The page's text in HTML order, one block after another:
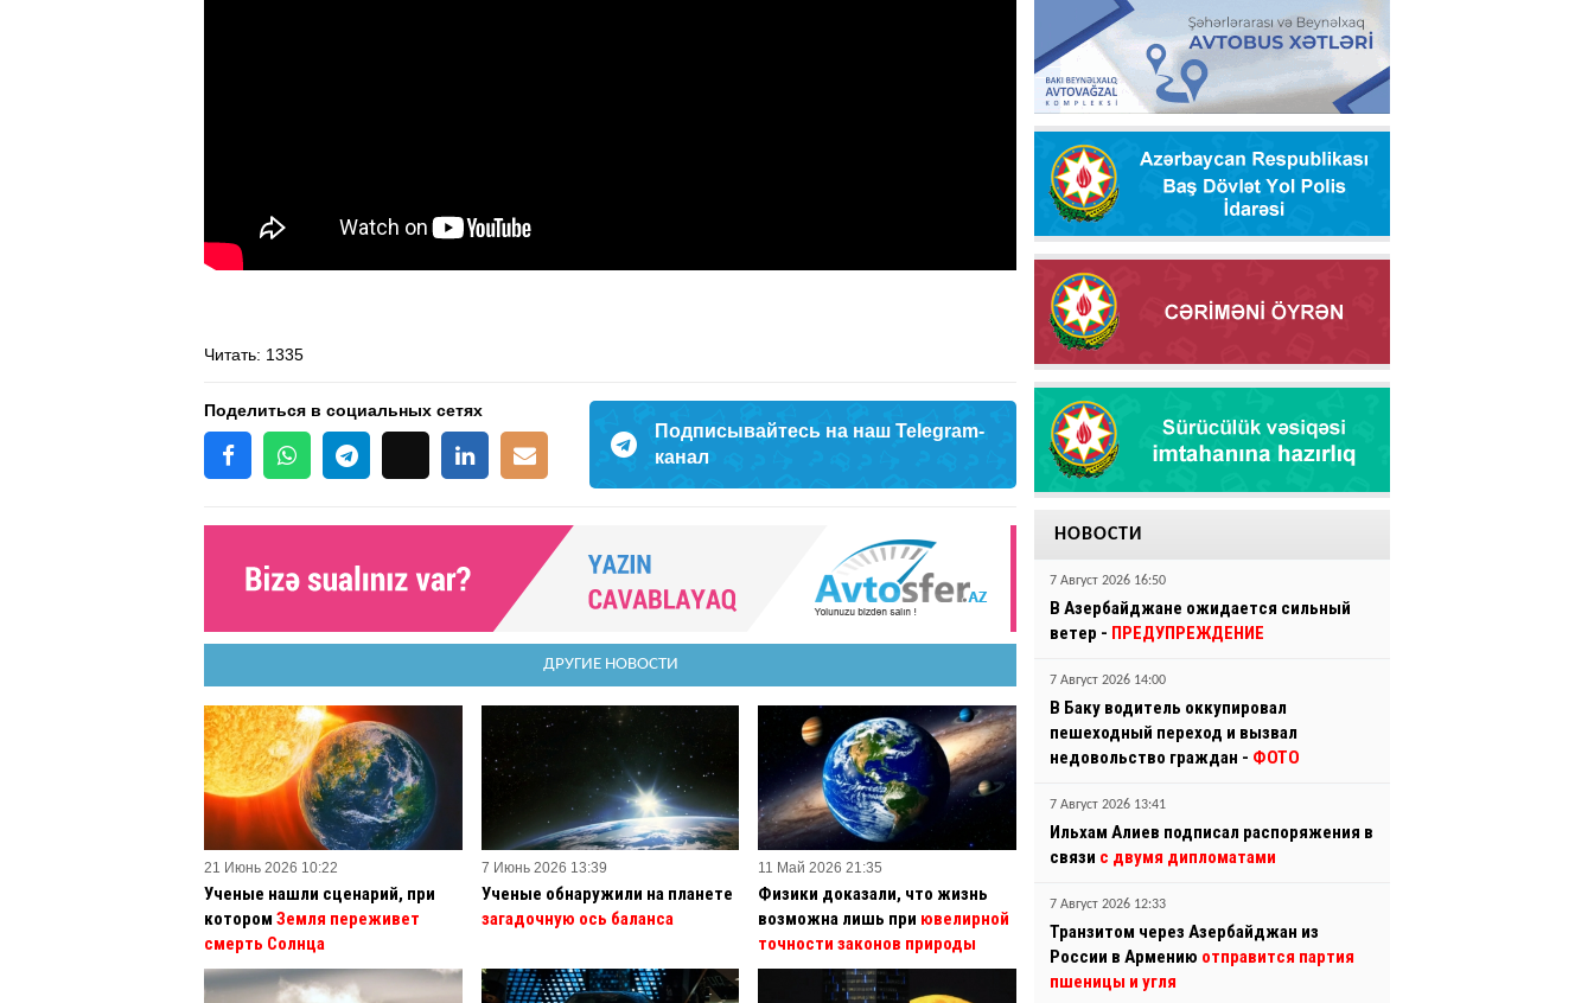
Читать: 1335
Поделиться в социальных сетях
Подписывайтесь на наш Telegram-
канал
ДРУГИЕ НОВОСТИ
21 Июнь 2026 10:22
Ученые нашли сценарий, при
котором Земля переживет
смерть Солнца
7 Июнь 2026 13:39
Ученые обнаружили на планете
загадочную ось баланса
11 Май 2026 21:35
Физики доказали, что жизнь
возможна лишь при ювелирной
точности законов природы
НОВОСТИ
7 Август 2026 16:50
В Азербайджане ожидается сильный
ветер - ПРЕДУПРЕЖДЕНИЕ
7 Август 2026 14:00
В Баку водитель оккупировал
пешеходный переход и вызвал
недовольство граждан - ФОТО
7 Август 2026 13:41
Ильхам Алиев подписал распоряжения в
связи с двумя дипломатами
7 Август 2026 12:33
Транзитом через Азербайджан из
России в Армению отправится партия
пшеницы и угля